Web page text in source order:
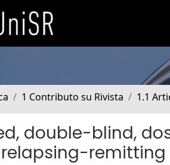
1 Contributo su Rivista 1.1
double-blind,
remitting